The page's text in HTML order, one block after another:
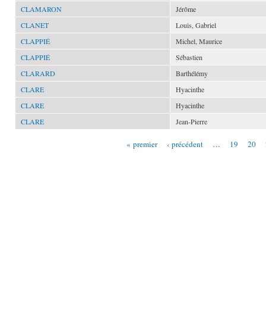
CLAMARON
Jérôme
CLANET
Louis, Gabriel
CLAPPIÉ
Michel, Maurice
CLAPPIÉ
Sébastien
CLARARD
Barthélémy
CLARE
Hyacinthe
CLARE
Hyacinthe
CLARE
Jean-Pierre
« premier ‹ précédent … 19 20